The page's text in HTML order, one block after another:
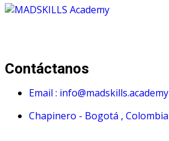
Contáctanos
Email : info@madskills.academy
Chapinero - Bogotá , Colombia